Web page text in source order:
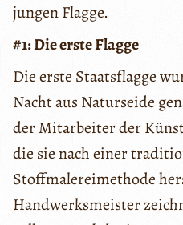
jungen Flagge.
#1: Die erste Flagge
Die erste Staatsflagge
Nacht aus Naturseide
der Mitarbeiter der
die sie nach einer
Stoffmalereimethode
Handwerksmeister